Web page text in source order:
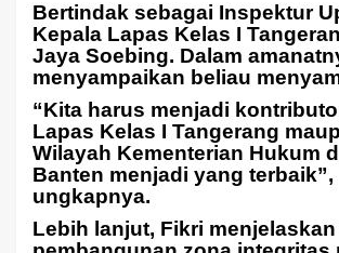
Bertindak sebagai Inspektur
Kepala Lapas Kelas I
Jaya Soebing. Dalam
menyampaikan beliau
“Kita harus menjadi
Lapas Kelas I Tangerang
Wilayah Kementerian Hukum
Banten menjadi yang terbaik”,
ungkapnya.
Lebih lanjut, Fikri